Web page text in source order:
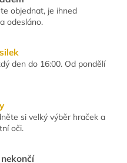
objednat, je ihned
odesláno.
den do 16:00. Od pondělí
si velký výběr hraček a
oči.